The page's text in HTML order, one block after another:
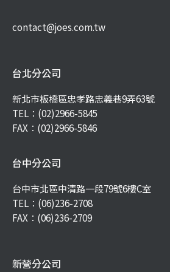
contact@joes.com.tw
台北分公司
新北市板橋區忠孝路忠義巷9弄63號
TEL： (02)2966-5845
FAX：(02)2966-5846
台中分公司
台中市北區中清路一段79號6樓C室
TEL： (06)236-2708
FAX：(06)236-2709
新營分公司